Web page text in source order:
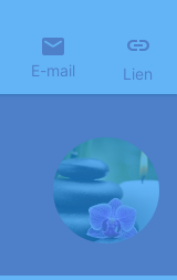
E-mail Lien